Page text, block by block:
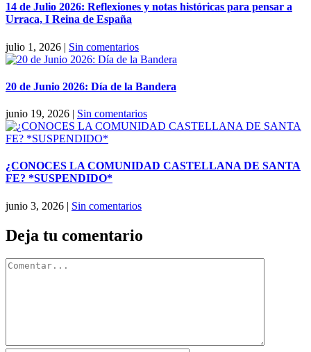
14 de Julio 2026: Reflexiones y notas históricas para pensar a
Urraca, I Reina de España
julio 1, 2026 | Sin comentarios
20 de Junio 2026: Día de la Bandera
junio 19, 2026 | Sin comentarios
¿CONOCES LA COMUNIDAD CASTELLANA DE SANTA
FE? *SUSPENDIDO*
junio 3, 2026 | Sin comentarios
Deja tu comentario
Comentar